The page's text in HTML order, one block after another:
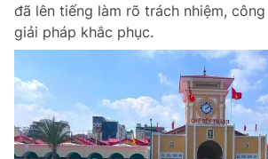
đã lên tiếng làm rõ trách nhiệm,
giải pháp khắc phục.